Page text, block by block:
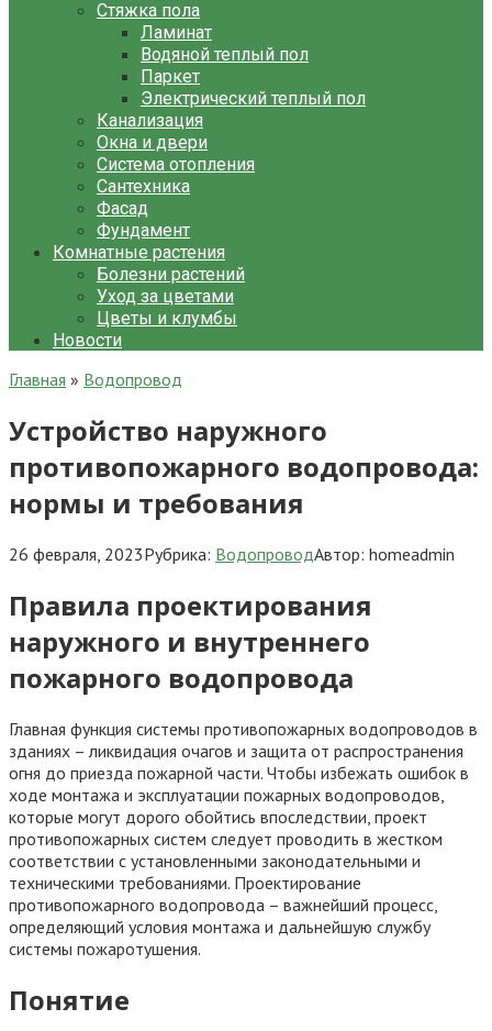
Стяжка пола
Ламинат
Водяной теплый пол
Паркет
Электрический теплый пол
Канализация
Окна и двери
Система отопления
Сантехника
Фасад
Фундамент
Комнатные растения
Болезни растений
Уход за цветами
Цветы и клумбы
Новости
Главная » Водопровод
Устройство наружного
противопожарного водопровода:
нормы и требования
26 февраля, 2023Рубрика: ВодопроводАвтор: homeadmin
Правила проектирования
наружного и внутреннего
пожарного водопровода
Главная функция системы противопожарных водопроводов в
зданиях – ликвидация очагов и защита от распространения
огня до приезда пожарной части. Чтобы избежать ошибок в
ходе монтажа и эксплуатации пожарных водопроводов,
которые могут дорого обойтись впоследствии, проект
противопожарных систем следует проводить в жестком
соответствии с установленными законодательными и
техническими требованиями. Проектирование
противопожарного водопровода – важнейший процесс,
определяющий условия монтажа и дальнейшую службу
системы пожаротушения.
Понятие